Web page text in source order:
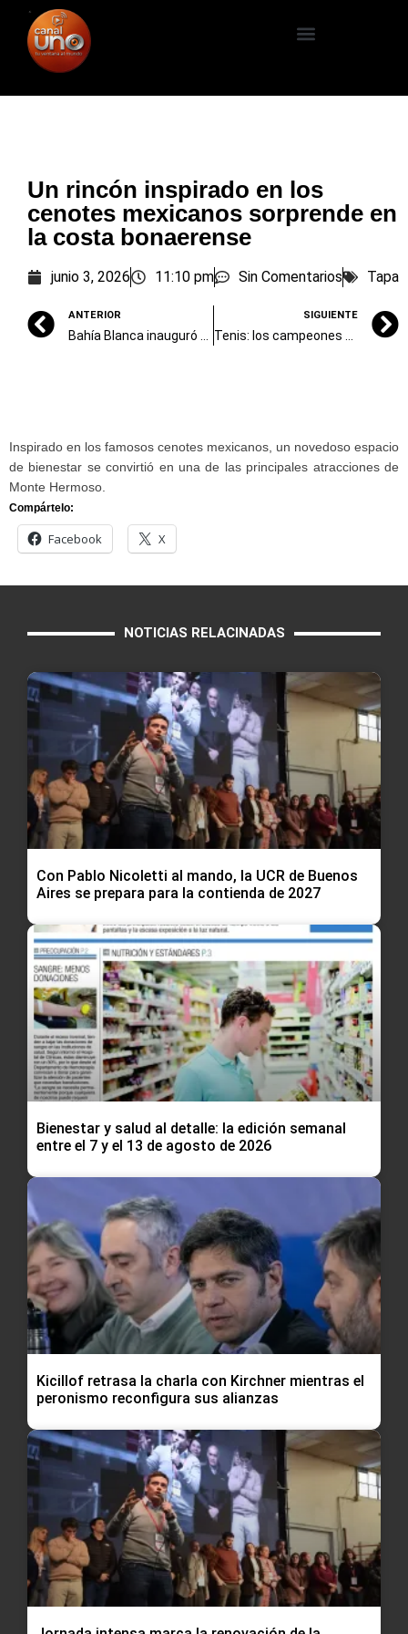
Un rincón inspirado en los
cenotes mexicanos sorprende en
la costa bonaerense
junio 3, 2026 11:10 pm Sin Comentarios Tapa
ANTERIOR SIGUIENTE
Inspirado en los famosos cenotes mexicanos, un novedoso espacio
de bienestar se convirtió en una de las principales atracciones de
Monte Hermoso.
Compártelo:
Facebook X
NOTICIAS RELACINADAS
Con Pablo Nicoletti al mando, la UCR de Buenos
Aires se prepara para la contienda de 2027
Bienestar y salud al detalle: la edición semanal
entre el 7 y el 13 de agosto de 2026
Kicillof retrasa la charla con Kirchner mientras el
peronismo reconfigura sus alianzas